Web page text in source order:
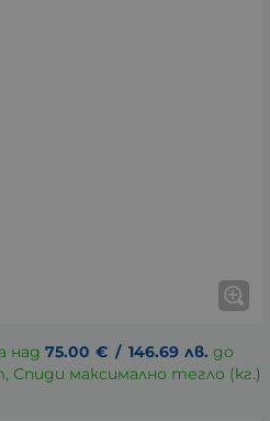
над 75.00 € / 146.69 лв. до
Спиди максимално тегло (кг.)